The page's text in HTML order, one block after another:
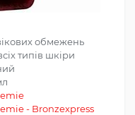
обмежень
типів шкіри
- Bronzexpress